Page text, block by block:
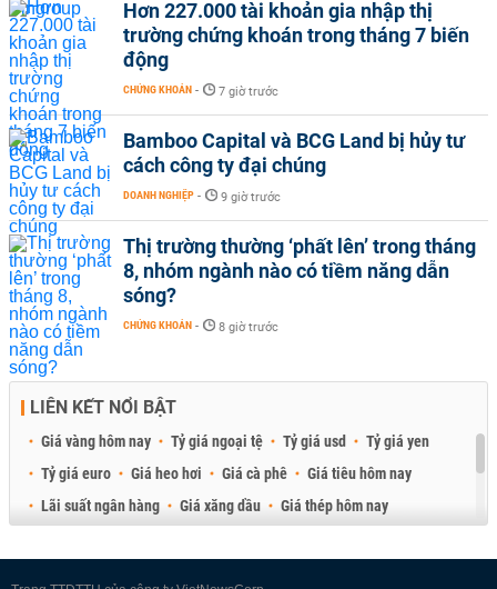
Hơn 227.000 tài khoản gia nhập thị
trường chứng khoán trong tháng 7 biến
động
CHỨNG KHOÁN - 7 giờ trước
Bamboo Capital và BCG Land bị hủy tư
cách công ty đại chúng
DOANH NGHIỆP - 9 giờ trước
Thị trường thường ‘phất lên’ trong tháng
8, nhóm ngành nào có tiềm năng dẫn
sóng?
CHỨNG KHOÁN - 8 giờ trước
LIÊN KẾT NỔI BẬT
Giá vàng hôm nay Tỷ giá ngoại tệ Tỷ giá usd
Tỷ giá yen
Tỷ giá euro
Giá heo hơi Giá cà phê
Giá tiêu hôm nay
Lãi suất ngân hàng
Giá xăng dầu
Giá thép hôm nay